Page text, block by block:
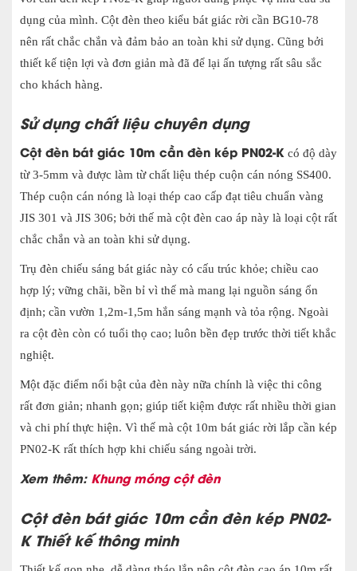
dụng của mình. Cột đèn theo kiểu bát giác rời cần BG10-78
nên rất chắc chắn và đảm bảo an toàn khi sử dụng. Cũng bởi
thiết kế tiện lợi và đơn giản mà đã để lại ấn tượng rất sâu sắc
cho khách hàng.
Sử dụng chất liệu chuyên dụng
Cột đèn bát giác 10m cần đèn kép PN02-K có độ dày
từ 3-5mm và được làm từ chất liệu thép cuộn cán nóng SS400.
Thép cuộn cán nóng là loại thép cao cấp đạt tiêu chuẩn vàng
JIS 301 và JIS 306; bởi thế mà cột đèn cao áp này là loại cột rất
chắc chắn và an toàn khi sử dụng.
Trụ đèn chiếu sáng bát giác này có cấu trúc khỏe; chiều cao
hợp lý; vững chãi, bền bỉ vì thế mà mang lại nguồn sáng ổn
định; cần vườn 1,2m-1,5m hắn sáng mạnh và tỏa rộng. Ngoài
ra cột đèn còn có tuổi thọ cao; luôn bền đẹp trước thời tiết khắc
nghiệt.
Một đặc điểm nổi bật của đèn này nữa chính là việc thi công
rất đơn giản; nhanh gọn; giúp tiết kiệm được rất nhiều thời gian
và chi phí thực hiện. Vì thế mà cột 10m bát giác rời lắp cần kép
PN02-K rất thích hợp khi chiếu sáng ngoài trời.
Xem thêm: Khung móng cột đèn
Cột đèn bát giác 10m cần đèn kép PN02-
K Thiết kế thông minh